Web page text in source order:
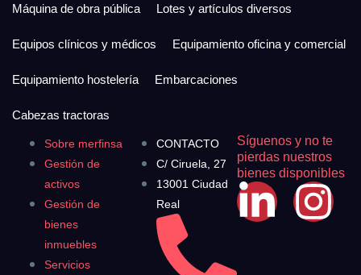
Sobre merfinsa
Gestión de
activos
Gestión de
bienes
inmuebles
Servicios
CONTACTO
C/ Ciruela, 27
13001 Ciudad
Real
Síguenos y no te
pierdas nuestros
bienes disponibles
Máquina de obra pública Lotes y artículos diversos
Equipos clínicos y médicos Equipamiento oficina y comercial
Equipamiento hostelería Embarcaciones
Cabezas tractoras